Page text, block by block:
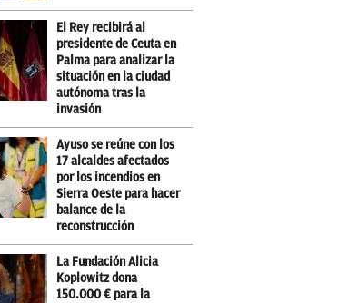
El Rey recibirá al
presidente de Ceuta en
Palma para analizar la
situación en la ciudad
autónoma tras la
invasión
Ayuso se reúne con los
17 alcaldes afectados
por los incendios en
Sierra Oeste para hacer
balance de la
reconstrucción
La Fundación Alicia
Koplowitz dona
150.000 € para la